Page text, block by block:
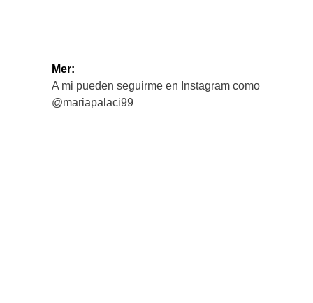
Mer:
A mi pueden seguirme en Instagram como
@mariapalaci99